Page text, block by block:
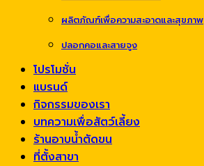
ผลิตภัณฑ์เพื่อความสะอาดและสุขภาพ
ปลอกคอและสายจูง
โปรโมชั่น
แบรนด์
กิจกรรมของเรา
บทความเพื่อสัตว์เลี้ยง
ร้านอาบน้ำตัดขน
ที่ตั้งสาขา